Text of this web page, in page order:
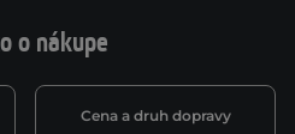
o nákupe
Cena a druh dopravy